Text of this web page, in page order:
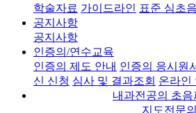
학술자료 가이드라인 표준 심초
공지사항
공지사항
인증의/연수교육
인증의 제도 안내 인증의 응시원
신 신청 심사 및 결과조회 온라인
내과전공의 초음
지도전문의